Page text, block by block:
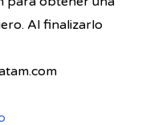
Al finalizarlo